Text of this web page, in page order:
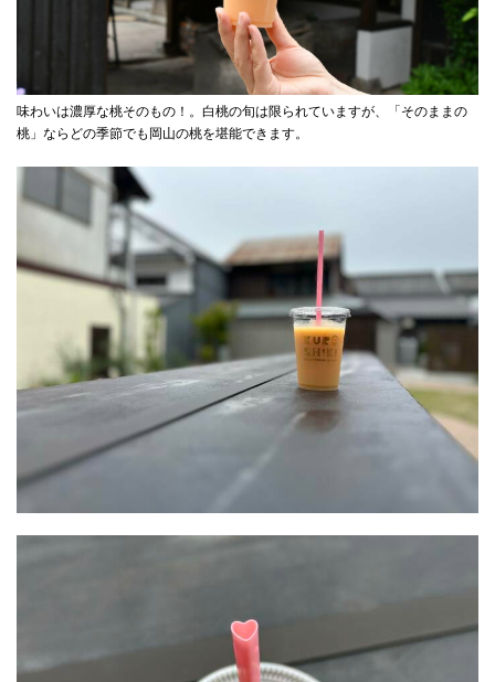
味わいは濃厚な桃そのもの！。白桃の旬は限られていますが、「そのままの
桃」ならどの季節でも岡山の桃を堪能できます。